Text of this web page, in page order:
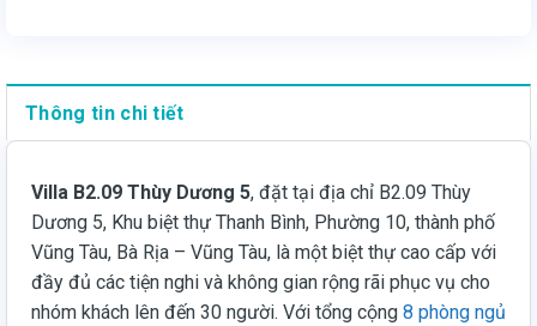
Thông tin chi tiết
Villa B2.09 Thùy Dương 5, đặt tại địa chỉ B2.09 Thùy
Dương 5, Khu biệt thự Thanh Bình, Phường 10, thành phố
Vũng Tàu, Bà Rịa – Vũng Tàu, là một biệt thự cao cấp với
đầy đủ các tiện nghi và không gian rộng rãi phục vụ cho
nhóm khách lên đến 30 người. Với tổng cộng 8 phòng ngủ